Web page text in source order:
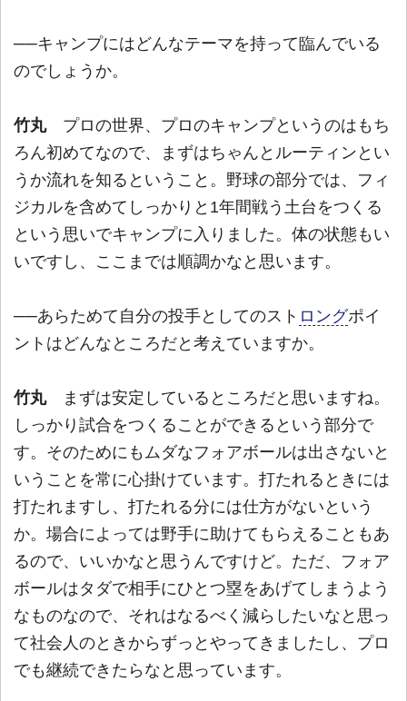
──キャンプにはどんなテーマを持って臨んでいる
のでしょうか。
竹丸プロの世界、プロのキャンプというのはもち
ろん初めてなので、まずはちゃんとルーティンとい
うか流れを知るということ。野球の部分では、フィ
ジカルを含めてしっかりと1年間戦う土台をつくる
という思いでキャンプに入りました。体の状態もい
いですし、ここまでは順調かなと思います。
──あらためて自分の投手としてのスト ロングポイ
ントはどんなところだと考えていますか。
竹丸まずは安定しているところだと思いますね。
しっかり試合をつくることができるという部分で
す。そのためにもムダなフォアボールは出さないと
いうことを常に心掛けています。打たれるときには
打たれますし、打たれる分には仕方がないという
か。場合によっては野手に助けてもらえることもあ
るので、いいかなと思うんですけど。ただ、フォア
ボールはタダで相手にひとつ塁をあげてしまうよう
なものなので、それはなるべく減らしたいなと思っ
て社会人のときからずっとやってきましたし、プロ
でも継続できたらなと思っています。